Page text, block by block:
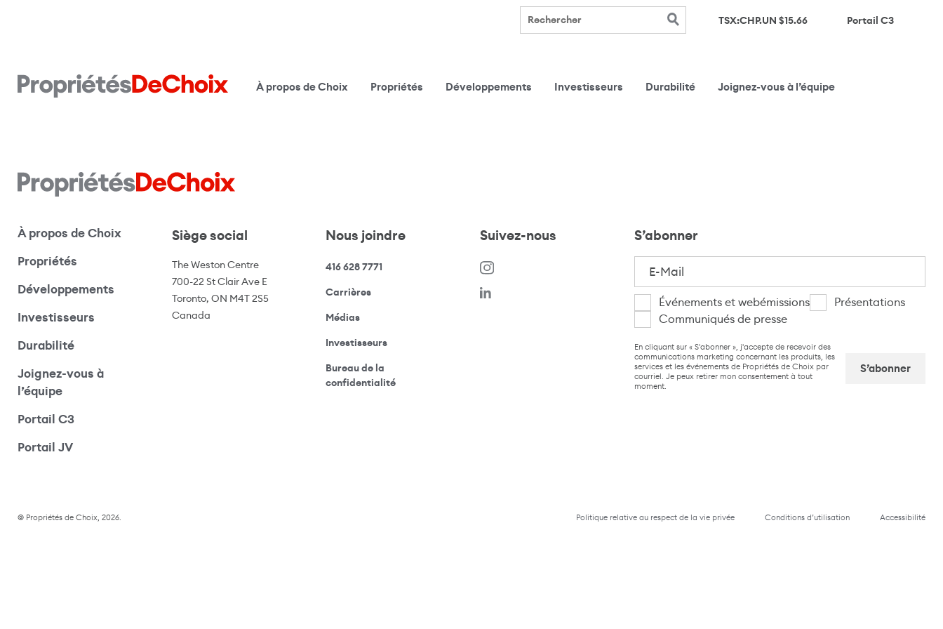
Rechercher TSX:CHP.UN $15.66 Portail C3(s’ouvre
À propos de Choix Propriétés Développements Investisseurs Durabilité Joignez-vous à l’équipe
À propos de Choix
Propriétés
Développements
Investisseurs
Durabilité
Joignez-vous à
l’équipe
Portail C3
Portail JV(s’ouvre dans une nouvelle fenêtre)
Siège social
The Weston Centre
700-22 St Clair Ave E
Toronto, ON M4T 2S5
Canada
Nous joindre
416 628 7771
Carrières(s’ouvre dans une nouvelle fenêtre)
Médias(ouvre votre application de messagerie)
Investisseurs(ouvre votre application de messagerie)
Bureau de la
confidentialité(ouvre votre application de messagerie)
Suivez-nous S’abonner
Mail (Nécessaire)
Je
suis
intéressé(e)
par
Événements et webémissions
Présentations
Communiqués de presse
En cliquant sur « S'abonner », j'accepte de recevoir des
communications marketing concernant les produits, les
services et les événements de Propriétés de Choix par
courriel. Je peux retirer mon consentement à tout
moment.
© Propriétés de Choix, 2026. Politique relative au respect de la vie privée Conditions d’utilisation Accessibilité